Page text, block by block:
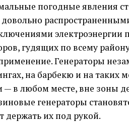
заработную
– это реальная
методы поиска
каналы и предлагать
отметить работу службы
и профессионально, что
Покупок: Мой Опыт
покупок всегда стоит
DiscountSale.Market
методы оплаты сделали
погодные явления
довольно
гудящих по всему
Генераторы
на барбекю и на таких
в любом месте, вне зоны
генераторы
держать их под рукой.